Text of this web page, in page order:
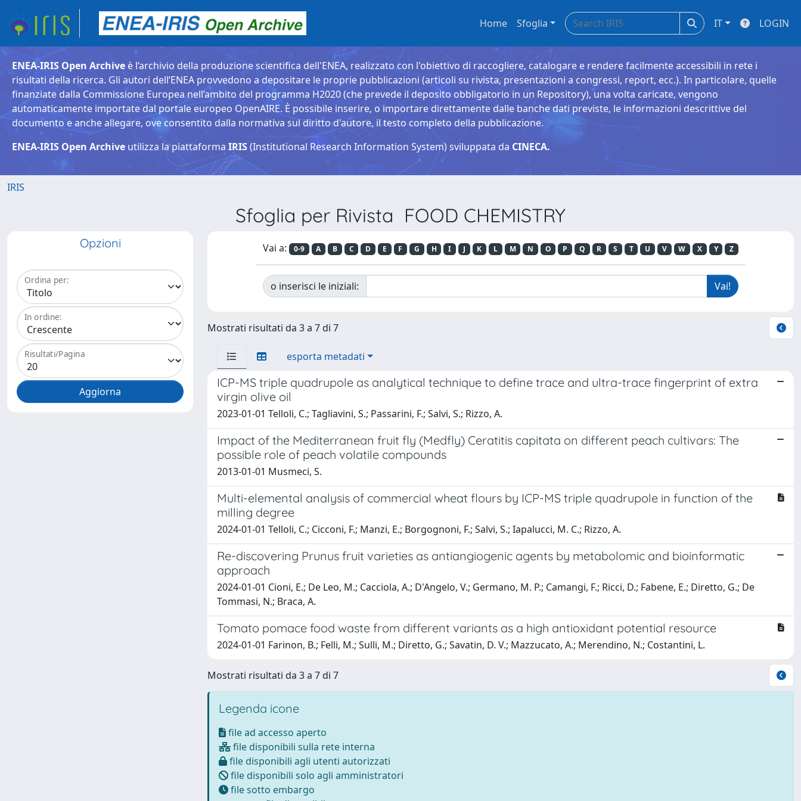
Home Sfoglia IT LOGIN
ENEA-IRIS Open Archive è l’archivio della produzione scientifica dell'ENEA, realizzato con l'obiettivo di raccogliere, catalogare e rendere facilmente accessibili in rete i
risultati della ricerca. Gli autori dell’ENEA provvedono a depositare le proprie pubblicazioni (articoli su rivista, presentazioni a congressi, report, ecc.). In particolare, quelle
finanziate dalla Commissione Europea nell’ambito del programma H2020 (che prevede il deposito obbligatorio in un Repository), una volta caricate, vengono
automaticamente importate dal portale europeo OpenAIRE. È possibile inserire, o importare direttamente dalle banche dati previste, le informazioni descrittive del
documento e anche allegare, ove consentito dalla normativa sul diritto d'autore, il testo completo della pubblicazione.
ENEA-IRIS Open Archive utilizza la piattaforma IRIS(Institutional Research Information System) sviluppata da CINECA.
IRIS
Sfoglia per Rivista FOOD CHEMISTRY
Opzioni
Ordina per:
In ordine:
Risultati/Pagina
Vai a: 0-9 A B C D E F G H I J K L M N O P Q R S T U V W X Y Z
o inserisci le iniziali:
Mostrati risultati da 3 a 7 di 7
esporta metadati
ICP-MS triple quadrupole as analytical technique to define trace and ultra-trace fingerprint of extra
virgin olive oil
2023-01-01 Telloli, C.; Tagliavini, S.; Passarini, F.; Salvi, S.; Rizzo, A.
Impact of the Mediterranean fruit fly (Medfly) Ceratitis capitata on different peach cultivars: The
possible role of peach volatile compounds
2013-01-01 Musmeci, S.
Multi-elemental analysis of commercial wheat flours by ICP-MS triple quadrupole in function of the
milling degree
2024-01-01 Telloli, C.; Cicconi, F.; Manzi, E.; Borgognoni, F.; Salvi, S.; Iapalucci, M. C.; Rizzo, A.
Re-discovering Prunus fruit varieties as antiangiogenic agents by metabolomic and bioinformatic
approach
2024-01-01 Cioni, E.; De Leo, M.; Cacciola, A.; D'Angelo, V.; Germano, M. P.; Camangi, F.; Ricci, D.; Fabene, E.; Diretto, G.; De
Tommasi, N.; Braca, A.
Tomato pomace food waste from different variants as a high antioxidant potential resource
2024-01-01 Farinon, B.; Felli, M.; Sulli, M.; Diretto, G.; Savatin, D. V.; Mazzucato, A.; Merendino, N.; Costantini, L.
Mostrati risultati da 3 a 7 di 7
Legenda icone
file ad accesso aperto
file disponibili sulla rete interna
file disponibili agli utenti autorizzati
file disponibili solo agli amministratori
file sotto embargo